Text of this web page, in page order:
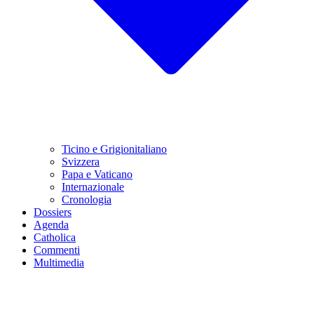
Ticino e Grigionitaliano
Svizzera
Papa e Vaticano
Internazionale
Cronologia
Dossiers
Agenda
Catholica
Commenti
Multimedia